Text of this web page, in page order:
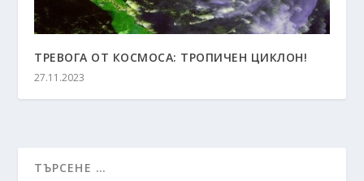
ТРЕВОГА ОТ КОСМОСА: ТРОПИЧЕН ЦИКЛОН!
27.11.2023